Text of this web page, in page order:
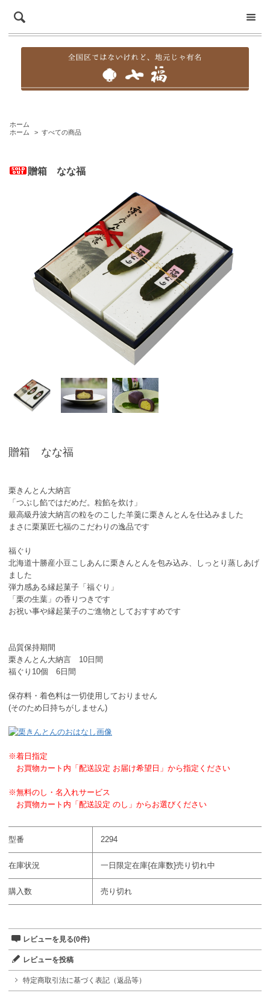
ホーム
ホーム
> すべての商品
贈箱 なな福
贈箱 なな福
栗きんとん大納言
「つぶし餡ではだめだ。粒餡を炊け」
最高級丹波大納言の粒をのこした羊羹に栗きんとんを仕込みました
まさに栗菓匠七福のこだわりの逸品です
福ぐり
北海道十勝産小豆こしあんに栗きんとんを包み込み、しっとり蒸しあげ
ました
弾力感ある縁起菓子「福ぐり」
「栗の生葉」の香りつきです
お祝い事や縁起菓子のご進物としておすすめです
品質保持期間
栗きんとん大納言 10日間
福ぐり10個 6日間
保存料・着色料は一切使用しておりません
(そのため日持ちがしません)
※着日指定
お買物カート内「配送設定 お届け希望日」から指定ください
※無料のし・名入れサービス
お買物カート内「配送設定 のし」からお選びください
型番 2294
在庫状況 一日限定在庫{在庫数}売り切れ中
購入数 売り切れ
レビューを見る(0件)
レビューを投稿
特定商取引法に基づく表記（返品等）